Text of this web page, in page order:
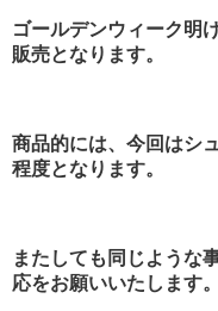
ゴールデンウィーク明
販売となります。
商品的には、今回はシ
程度となります。
またしても同じような
応をお願いいたします。